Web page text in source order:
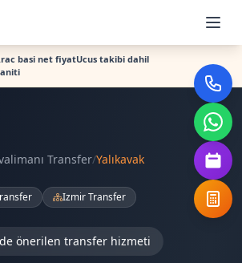
basi net fiyatUcus takibi dahil
Transfer/Yalıkavak
Izmir Transfer
önerilen transfer hizmeti